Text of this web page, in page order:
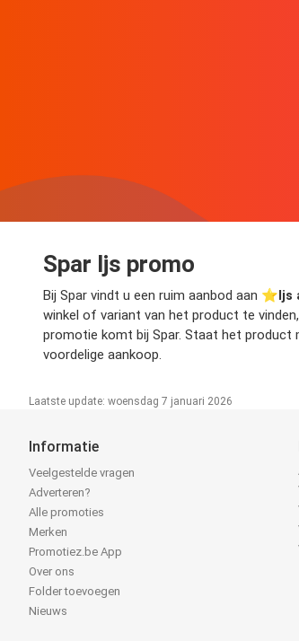
Spar Ijs promo
Bij Spar vindt u een ruim aanbod aan ⭐️Ijs
winkel of variant van het product te
promotie komt bij Spar. Staat het product
voordelige aankoop.
Laatste update: woensdag 7 januari 2026
Informatie
Veelgestelde vragen
Adverteren?
Alle promoties
Merken
Promotiez.be App
Over ons
Folder toevoegen
Nieuws